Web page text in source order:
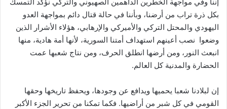
بكل ذرة تراب من أرضنا، وبأننا في حالة قتال دائم بمواجهة العدو
اليهودي والمحتل التركي والأميركي والإرهابي، هؤلاء الأشرار الذين
وضعوا نصب أعينهم استهداف أمتنا السورية، لأنها أمة هادية، منها
انبعث النور، ومن أرضها انطلق الحرف، ومن نتاج شعبها عمت
الحضارة والمدنية كل العالم.
إن لبلادنا شعبا يحميها ويدافع عن وجودها، ويحفظ تاريخها وحقها
القومي في كل شبر من أراضيها. فكما تمكنا من تحرير الجزء الأكبر